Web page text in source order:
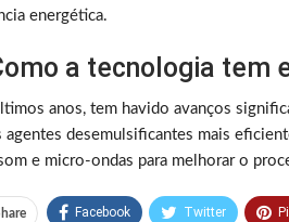
energética.
a tecnologia tem
anos, tem havido avanços
agentes desemulsificantes mais
e micro-ondas para melhorar o
Facebook Twitter